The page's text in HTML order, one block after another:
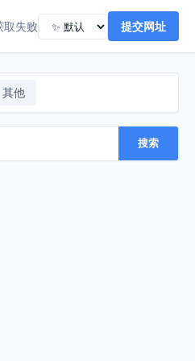
失败 提交网址
其他
搜索